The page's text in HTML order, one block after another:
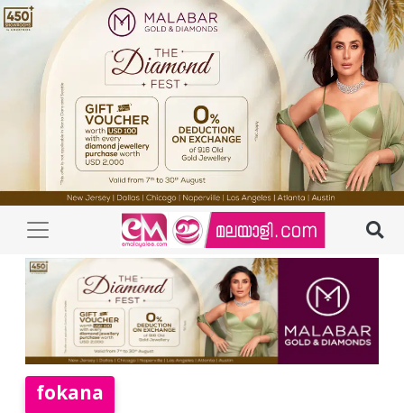
fokana